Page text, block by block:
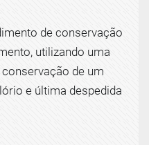
de conservação
utilizando uma
de um
e última despedida